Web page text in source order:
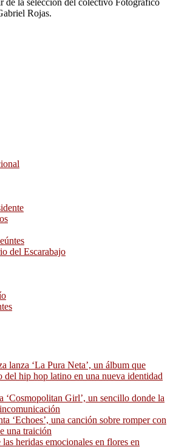
de la selección del colectivo Fotográfico
Rojas.
del Escarabajo
lanza ‘La Pura Neta’, un álbum que
del hip hop latino en una nueva identidad
‘Cosmopolitan Girl’, un sencillo donde la
‘Echoes’, una canción sobre romper con
una traición
heridas emocionales en flores en